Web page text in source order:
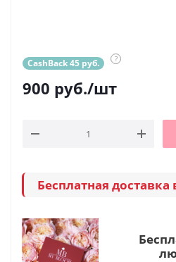
CashBack 45 руб. ?
900 руб./шт
Бесплатная